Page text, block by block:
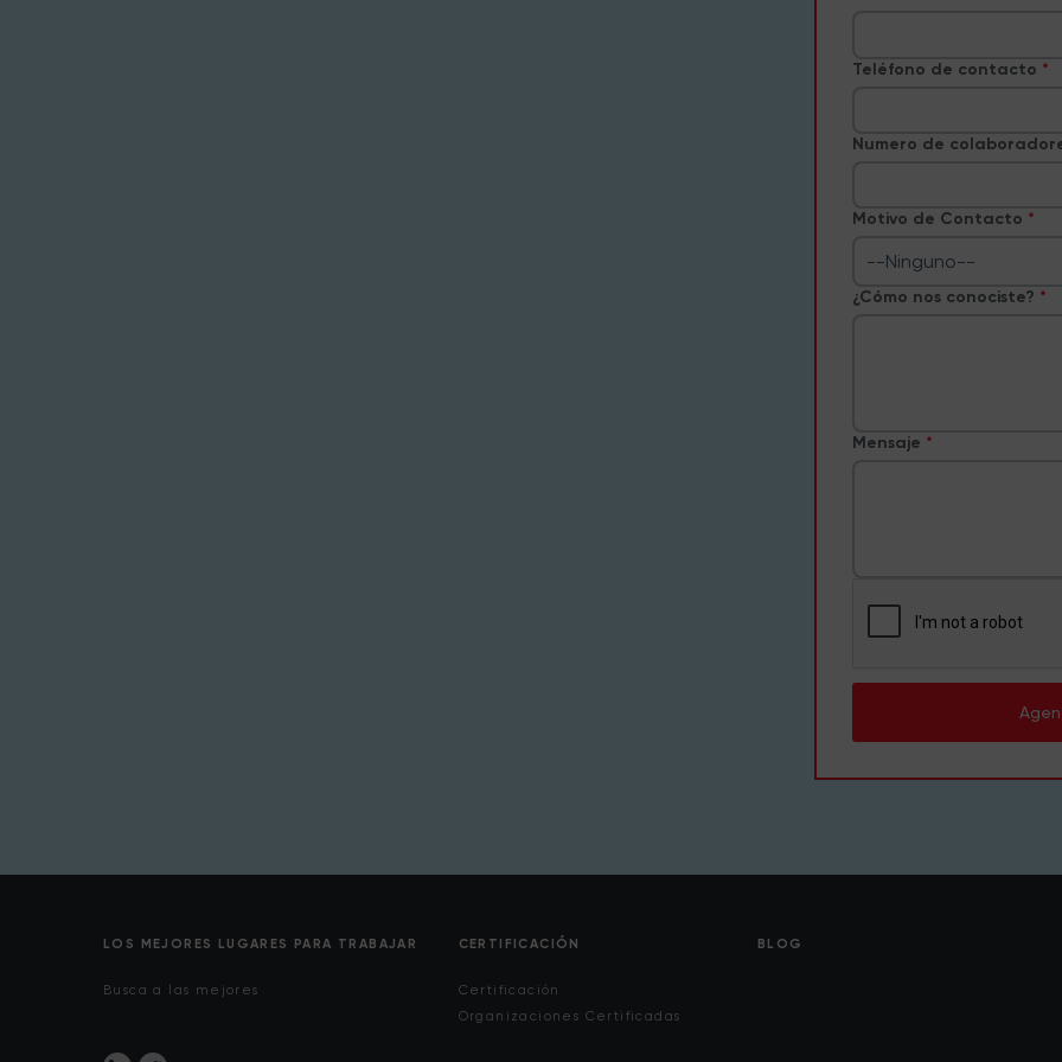
Teléfono de contacto
Numero de
Motivo de Contacto
--Ninguno--
¿Cómo nos conociste?
Mensaje
LOS MEJORES LUGARES PARA TRABAJAR
Busca a las mejores
CERTIFICACIÓN
Certificación
Organizaciones Certificadas
BLOG